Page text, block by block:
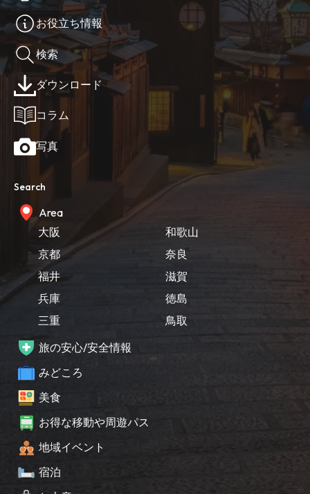
お役立ち情報
検索
ダウンロード
コラム
写真
Search
Area
大阪
京都
福井
兵庫
三重
和歌山
奈良
滋賀
徳島
鳥取
旅の安心/安全情報
みどころ
美食
お得な移動や周遊パス
地域イベント
宿泊